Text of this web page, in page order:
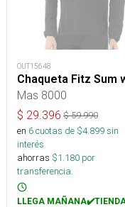
OUT15648
Chaqueta Fitz Sum
Mas 8000
$ 29.396 $59.990
en 6cuotas de $4.899sin
interés
ahorras $1.180 por
transferencia.
LLEGA